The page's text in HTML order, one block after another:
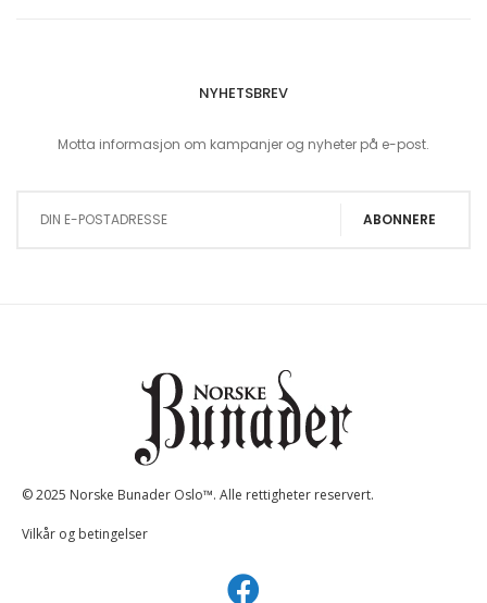
NYHETSBREV
Motta informasjon om kampanjer og nyheter på e-post.
ABONNERE
© 2025 Norske Bunader Oslo™. Alle rettigheter reservert.
Vilkår og betingelser